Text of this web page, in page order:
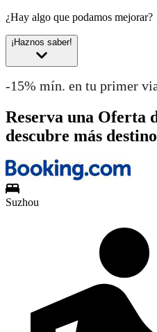
¿Hay algo que podamos mejorar?
¡Haznos saber!
-15% mín. en tu primer
Reserva una Oferta
descubre más
Suzhou